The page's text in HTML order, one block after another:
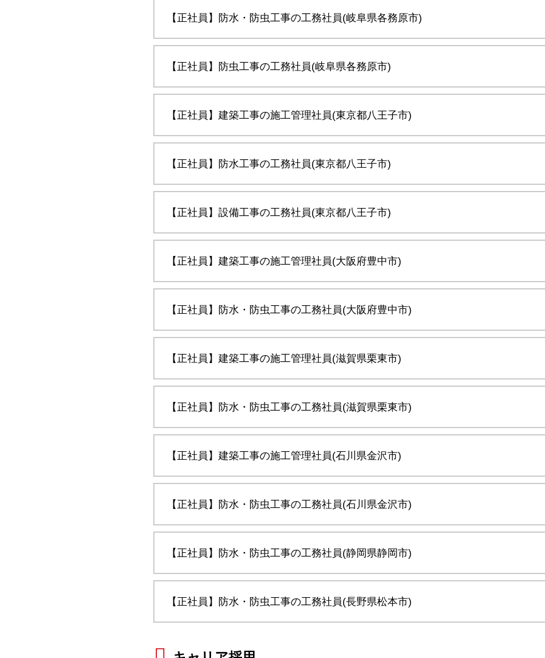
【正社員】防水・防虫工事の工務社員(岐阜県各務原市)
【正社員】防虫工事の工務社員(岐阜県各務原市)
【正社員】建築工事の施工管理社員(東京都八王子市)
【正社員】防水工事の工務社員(東京都八王子市)
【正社員】設備工事の工務社員(東京都八王子市)
【正社員】建築工事の施工管理社員(大阪府豊中市)
【正社員】防水・防虫工事の工務社員(大阪府豊中市)
【正社員】建築工事の施工管理社員(滋賀県栗東市)
【正社員】防水・防虫工事の工務社員(滋賀県栗東市)
【正社員】建築工事の施工管理社員(石川県金沢市)
【正社員】防水・防虫工事の工務社員(石川県金沢市)
【正社員】防水・防虫工事の工務社員(静岡県静岡市)
【正社員】防水・防虫工事の工務社員(長野県松本市)